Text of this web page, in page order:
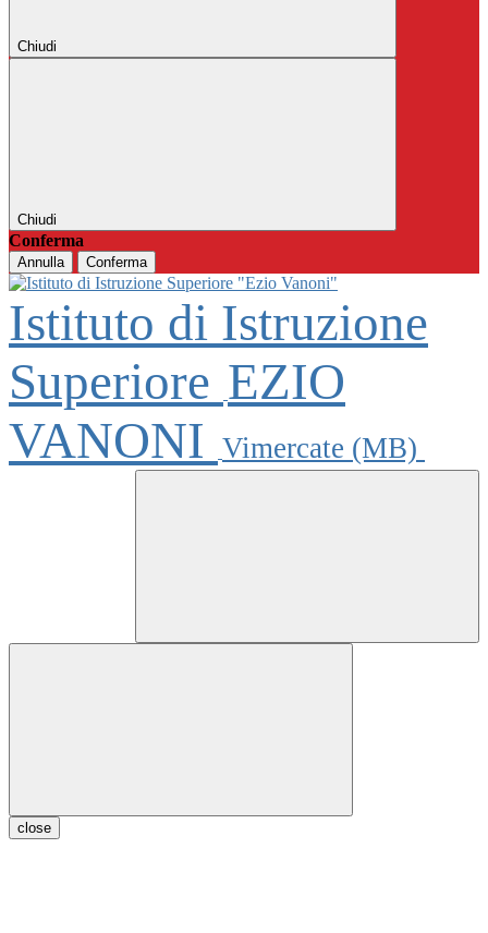
Chiudi
Chiudi
Conferma
Annulla Conferma
Istituto di Istruzione
Superiore EZIO
VANONI Vimercate (MB)
close